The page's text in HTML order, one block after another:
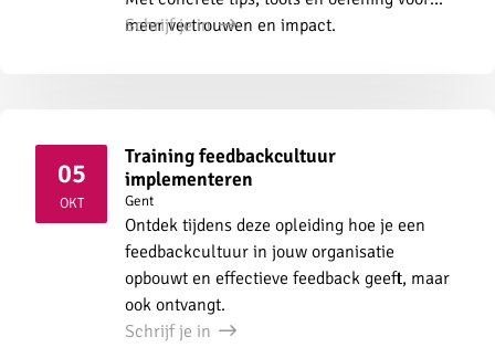
meer vertrouwen en impact.
Schrijf je in
05
OKT2026
Training feedbackcultuur
implementeren
Gent
Ontdek tijdens deze opleiding hoe je een
feedbackcultuur in jouw organisatie
opbouwt en effectieve feedback geeft, maar
ook ontvangt.
Schrijf je in